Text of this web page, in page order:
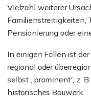
Vielzahl weiterer
Familienstreitigkeiten,
Pensionierung oder
In einigen Fällen ist der
regional oder
selbst „prominent“, z.
historisches Bauwerk.